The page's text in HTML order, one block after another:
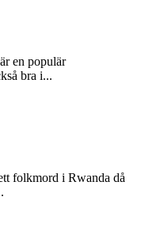
en populär
bra i...
folkmord i Rwanda då